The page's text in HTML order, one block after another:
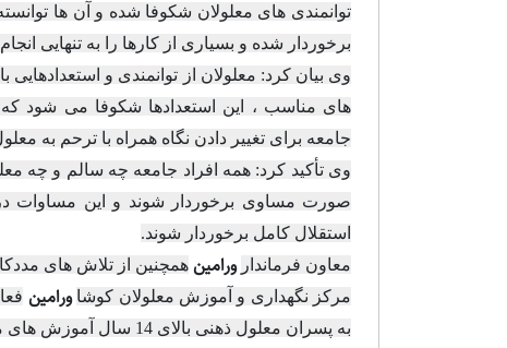
توانمندی های معلولان شکوفا شده و آن ها
برخوردار شده و بسیاری از کارها را به تنهایی
وی بیان کرد: معلولان از توانمندی و
های مناسب ، این استعدادها شکوفا می شود
جامعه برای تغییر دادن نگاه همراه با ترحم به
وی تأکید کرد: همه افراد جامعه چه سالم و چه
صورت مساوی برخوردار شوند و این مساوات
استقلال کامل برخوردار شوند.
معاون فرماندار ورامین همچنین از تلاش های
مرکز نگهداری و آموزش معلولان کوشا ورامین
به پسران معلول ذهنی بالای 14 سال آموزش های مهارتی ارائه می دهد.